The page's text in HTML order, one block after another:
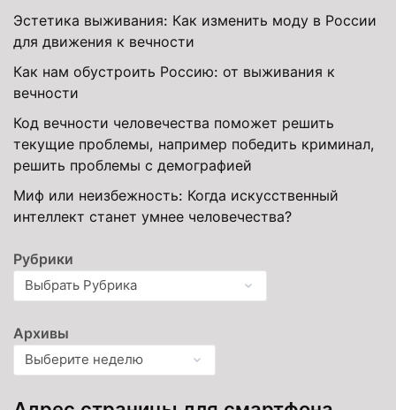
Эстетика выживания: Как изменить моду в России
для движения к вечности
Как нам обустроить Россию: от выживания к
вечности
Код вечности человечества поможет решить
текущие проблемы, например победить криминал,
решить проблемы с демографией
Миф или неизбежность: Когда искусственный
интеллект станет умнее человечества?
Рубрики
Архивы